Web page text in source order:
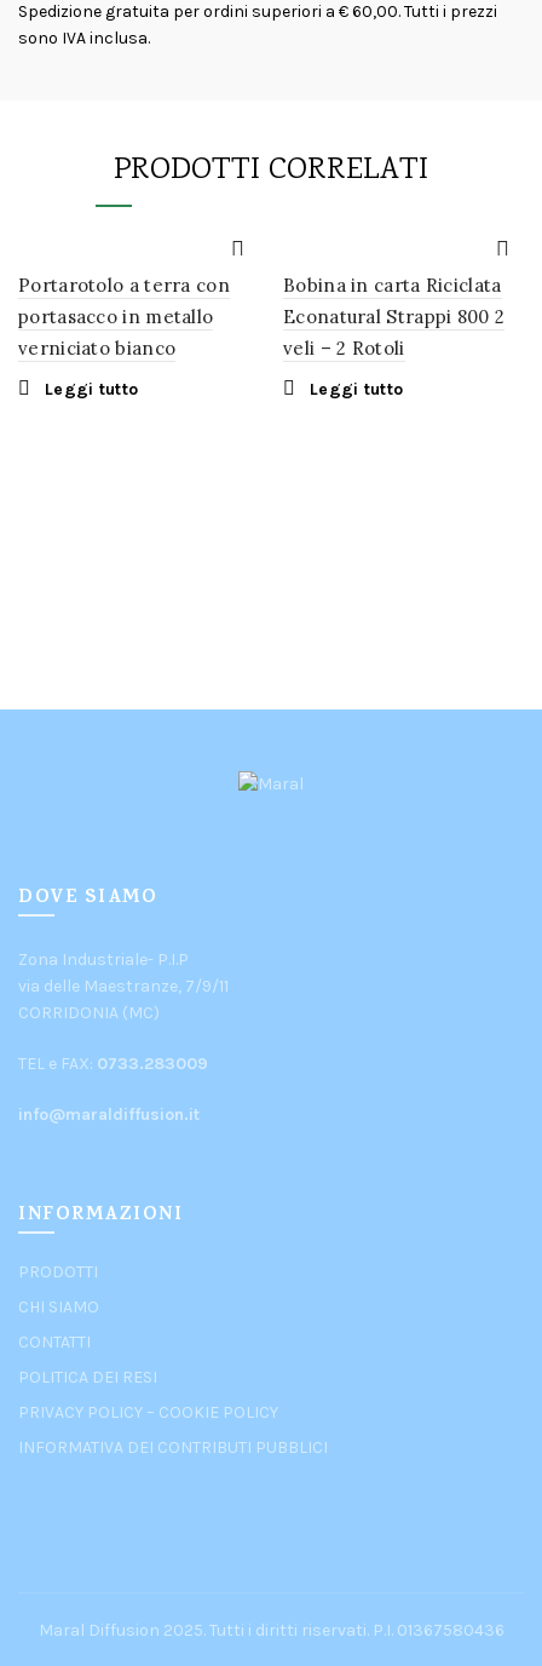
Spedizione gratuita per ordini superiori a € 60,00. Tutti i prezzi
sono IVA inclusa.
PRODOTTI CORRELATI
Portarotolo a terra con
portasacco in metallo
verniciato bianco
Leggi tutto
Bobina in carta Riciclata
Econatural Strappi 800 2
veli – 2 Rotoli
Leggi tutto
DOVE SIAMO
Zona Industriale- P.I.P
via delle Maestranze, 7/9/11
CORRIDONIA (MC)
TEL e FAX: 0733.283009
info@maraldiffusion.it
INFORMAZIONI
PRODOTTI
CHI SIAMO
CONTATTI
POLITICA DEI RESI
PRIVACY POLICY – COOKIE POLICY
INFORMATIVA DEI CONTRIBUTI PUBBLICI
Maral Diffusion 2025. Tutti i diritti riservati. P.I. 01367580436